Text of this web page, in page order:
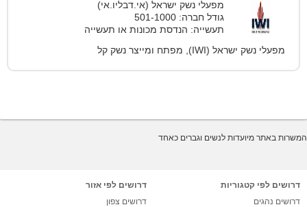
מפעלי נשק ישראל (אי.דבליו.אי)
גודל חברה: 501-1000
תעשייה: הנדסת מכונות או תעשייה
מפעלי נשק ישראל (IWI), מפתח ומייצר נשק קל
המשרות באתר מיועדות לנשים וגברים כאחד
דרושים לפי קטגוריות
דרושים נהגים
דרושים לפי אזור
דרושים צפון